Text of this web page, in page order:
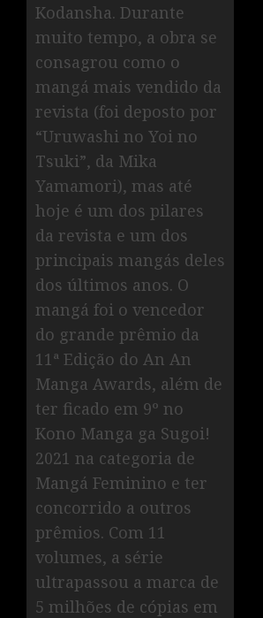
Kodansha. Durante
muito tempo, a obra se
consagrou como o
mangá mais vendido da
revista (foi deposto por
“Uruwashi no Yoi no
Tsuki”, da Mika
Yamamori), mas até
hoje é um dos pilares
da revista e um dos
principais mangás deles
dos últimos anos. O
mangá foi o vencedor
do grande prêmio da
11ª Edição do An An
Manga Awards, além de
ter ficado em 9º no
Kono Manga ga Sugoi!
2021 na categoria de
Mangá Feminino e ter
concorrido a outros
prêmios. Com 11
volumes, a série
ultrapassou a marca de
5 milhões de cópias em